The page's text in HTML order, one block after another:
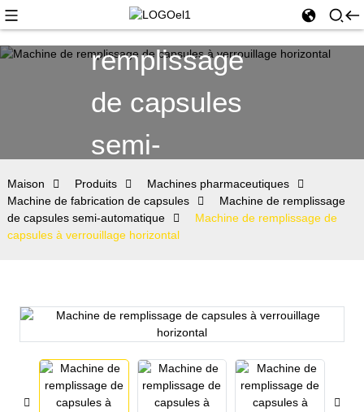
Machine de
remplissage
de capsules
semi-
automatique
Maison Produits
Machines pharmaceutiques
Machine de fabrication de capsules
Machine de remplissage
de capsules semi-automatique
Machine de remplissage de
capsules à verrouillage horizontal